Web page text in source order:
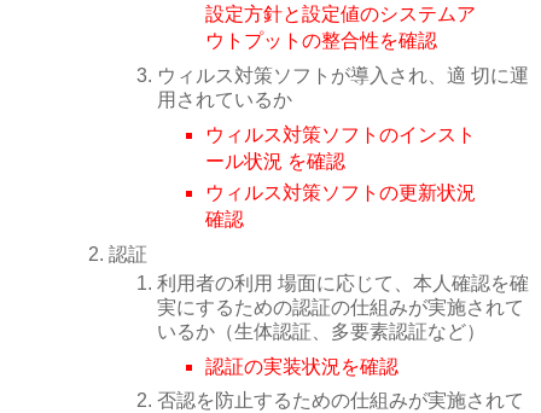
設定方針と設定値のシステムア
ウトプットの整合性を確認
ウィルス対策ソフトが導入され、適 切に運
用されているか
ウィルス対策ソフトのインスト
ール状況 を確認
ウィルス対策ソフトの更新状況
確認
認証
利用者の利用 場面に応じて、本人確認を確
実にするための認証の仕組みが実施されて
いるか（生体認証、多要素認証など）
認証の実装状況を確認
否認を防止するための仕組みが実施されて